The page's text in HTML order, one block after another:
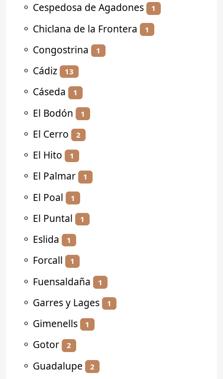
⚬ Cespedosa de Agadones 1
⚬ Chiclana de la Frontera 1
⚬ Congostrina 1
⚬ Cádiz 13
⚬ Cáseda 1
⚬ El Bodón 1
⚬ El Cerro 2
⚬ El Hito 1
⚬ El Palmar 1
⚬ El Poal 1
⚬ El Puntal 1
⚬ Eslida 1
⚬ Forcall 1
⚬ Fuensaldaña 1
⚬ Garres y Lages 1
⚬ Gimenells 1
⚬ Gotor 2
⚬ Guadalupe 2